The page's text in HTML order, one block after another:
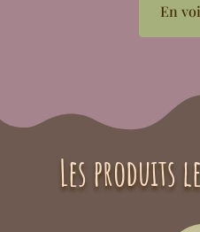
En
Les produits